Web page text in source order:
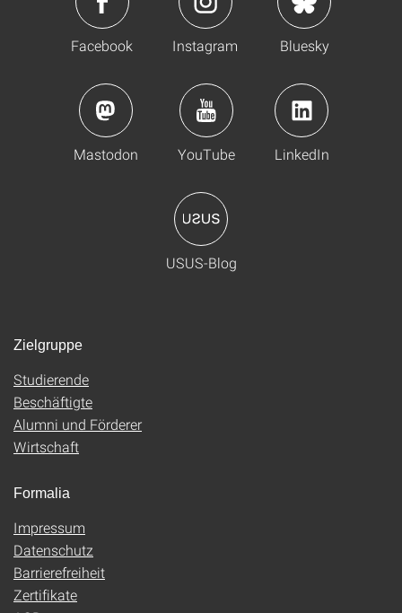
Facebook Instagram Bluesky
Mastodon YouTube LinkedIn
USUS-Blog
Zielgruppe
Studierende
Beschäftigte
Alumni und Förderer
Wirtschaft
Formalia
Impressum
Datenschutz
Barrierefreiheit
Zertifikate